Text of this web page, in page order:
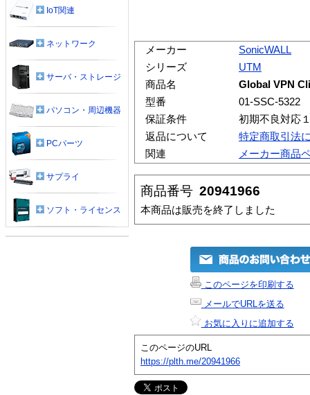
メーカー
SonicWALL
シリーズ
UTM
商品名
Global VPN
型番
01-SSC-5322
保証条件
初期不良対応
返品について
特定商取引法
関連
メーカー商品
商品番号 20941966
本商品は販売を終了しました
このページを印刷する
メールでURLを送る
お気に入りに追加する
このページのURL
https://plth.me/20941966
IoT関連
ネットワーク
サーバ・ストレージ
パソコン・周辺機器
PCパーツ
サプライ
ソフト・ライセンス